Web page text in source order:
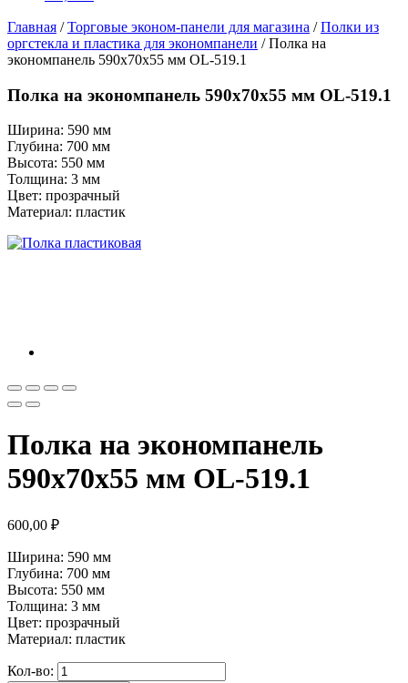
Главная /Торговые эконом-панели для магазина /Полки из
оргстекла и пластика для экономпанели / Полка на
экономпанель 590x70x55 мм OL-519.1
Полка на экономпанель 590x70x55 мм OL-519.1
Ширина: 590 мм
Глубина: 700 мм
Высота: 550 мм
Толщина: 3 мм
Цвет: прозрачный
Материал: пластик
Полка на экономпанель
590x70x55 мм OL-519.1
600,00 ₽
Ширина: 590 мм
Глубина: 700 мм
Высота: 550 мм
Толщина: 3 мм
Цвет: прозрачный
Материал: пластик
Кол-во: